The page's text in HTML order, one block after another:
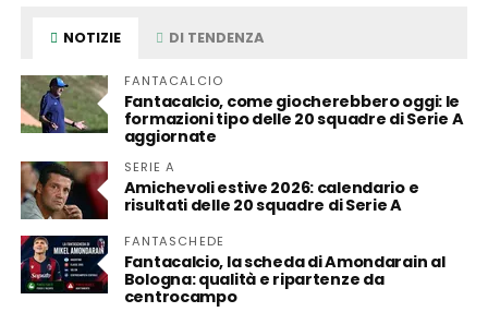
NOTIZIE DI TENDENZA
FANTACALCIO
Fantacalcio, come giocherebbero oggi: le
formazioni tipo delle 20 squadre di Serie A
aggiornate
SERIE A
Amichevoli estive 2026: calendario e
risultati delle 20 squadre di Serie A
FANTASCHEDE
Fantacalcio, la scheda di Amondarain al
Bologna: qualità e ripartenze da
centrocampo